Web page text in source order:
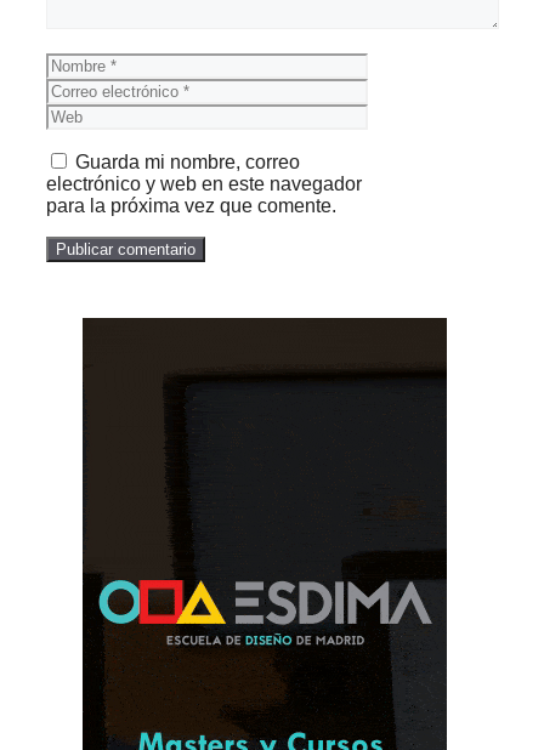
Nombre
Correo
electrónico
Web
Guarda mi nombre, correo
electrónico y web en este navegador
para la próxima vez que comente.